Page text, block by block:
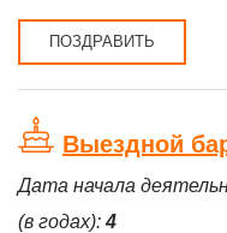
ПОЗДРАВИТЬ
Выездной
Дата начала
(в годах):4